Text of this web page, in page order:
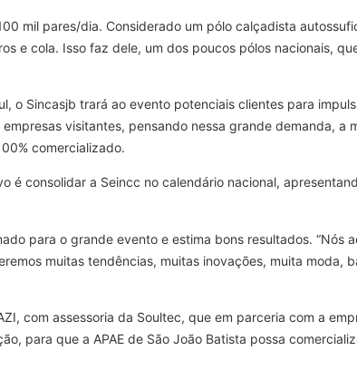
mil pares/dia. Considerado um pólo calçadista
e cola. Isso faz dele, um dos poucos pólos nacionais,
o Sincasjb trará ao evento potenciais clientes para
visitantes, pensando nessa grande demanda, a
comercializado.
consolidar a Seincc no calendário nacional,
para o grande evento e estima bons resultados. “Nós
muitas tendências, muitas inovações, muita moda,
com assessoria da Soultec, que em parceria com a
para que a APAE de São João Batista possa